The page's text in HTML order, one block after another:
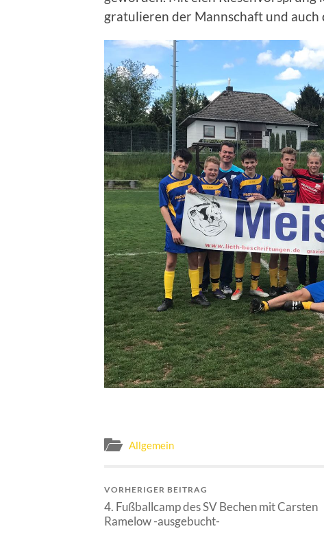
gratulieren der Mannschaft und auch
Allgemein
VORHERIGER BEITRAG
4. Fußballcamp des SV Bechen mit Carsten
Ramelow -ausgebucht-